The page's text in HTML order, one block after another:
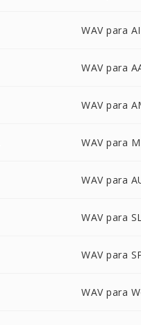
WAV para
WAV para
WAV para
WAV para
WAV para
WAV para
WAV para
WAV para